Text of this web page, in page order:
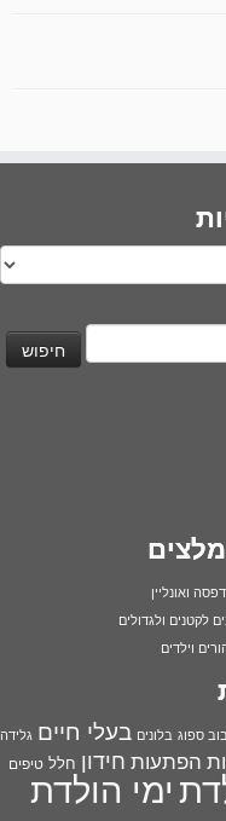
ואונליין
לקטנים ולגדולים
וילדים
בוב ספוג בלונים בעלי חיים גלידה
הפתעות חידון חלל טיפיםימי הולדת